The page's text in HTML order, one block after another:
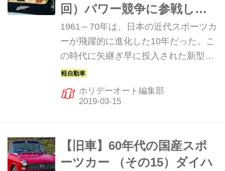
回）パワー競争に参戦した
軽自動車たち
1961～70年は、日本の近代スポーツカ
ーが飛躍的に進化した10年だった。こ
の時代に矢継ぎ早に投入された新型ス
ポーツカーは、まさに日本の自動車技
術の進化の歴史と言っていい。そんな
飛躍の10年を彩った珠玉のマシンを振
しよう。
ホリデーオート編集部
【旧車】60年代の国産スポ
ーツカー （その15）ダイハ